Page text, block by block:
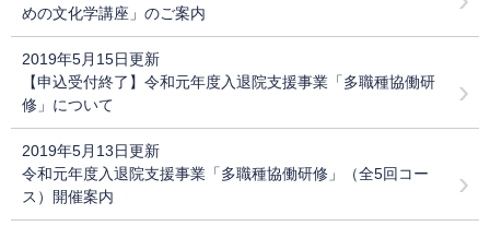
めの文化学講座」のご案内
2019年5月15日更新
【申込受付終了】令和元年度入退院支援事業「多職種協働研
修」について
2019年5月13日更新
令和元年度入退院支援事業「多職種協働研修」（全5回コー
ス）開催案内